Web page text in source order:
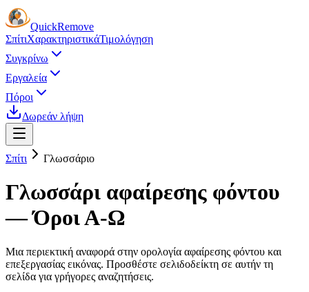
QuickRemove
ΣπίτιΧαρακτηριστικάΤιμολόγηση
Συγκρίνω
Εργαλεία
Πόροι
Δωρεάν λήψη
Σπίτι Γλωσσάριο
Γλωσσάρι αφαίρεσης φόντου
— Όροι Α-Ω
Μια περιεκτική αναφορά στην ορολογία αφαίρεσης φόντου και
επεξεργασίας εικόνας. Προσθέστε σελιδοδείκτη σε αυτήν τη
σελίδα για γρήγορες αναζητήσεις.